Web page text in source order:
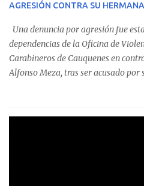
detectaron incumplimientos a la
precisa que la mayor cantidad de
Talca, donde...
AGRESIÓN CONTRA SU HERMANA
Una denuncia por agresión fue
dependencias de la Oficina de
Carabineros de Cauquenes en
Alfonso Meza, tras ser acusado por
relató que los hechos ocurrieron